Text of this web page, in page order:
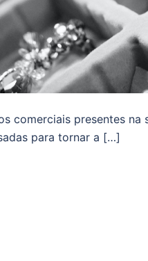
comerciais presentes
para tornar a […]